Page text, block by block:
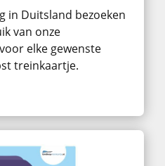
in Duitsland bezoeken
van onze
elke gewenste
treinkaartje.